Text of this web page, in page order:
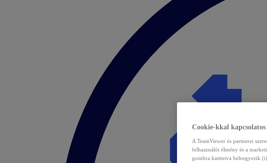
Cookie-kkal kapcsolatos
A TeamViewer és partnerei
felhasználói élmény és a
gombra kattintva beleegyezik